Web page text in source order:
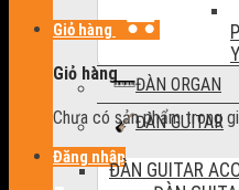
Giỏ hàng
Giỏ hàng
Chưa có sản phẩm trong
Đăng nhập
ĐÀN ORGAN
ĐÀN GUITAR
ĐÀN GUITAR